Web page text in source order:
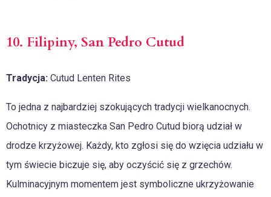
10. Filipiny, San Pedro Cutud
Tradycja: Cutud Lenten Rites
To jedna z najbardziej szokujących tradycji wielkanocnych.
Ochotnicy z miasteczka San Pedro Cutud biorą udział w
drodze krzyżowej. Każdy, kto zgłosi się do wzięcia udziału w
tym świecie biczuje się, aby oczyścić się z grzechów.
Kulminacyjnym momentem jest symboliczne ukrzyżowanie